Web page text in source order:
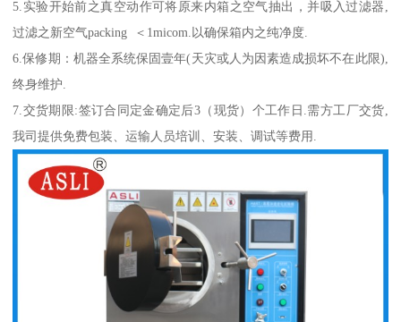
5.实验开始前之真空动作可将原来内箱之空气抽出，并吸入过滤器,
过滤之新空气packing ＜1micom.以确保箱内之纯净度.
6.保修期：机器全系统保固壹年(天灾或人为因素造成损坏不在此限),
终身维护.
7.交货期限:签订合同定金确定后3（现货）个工作日.需方工厂交货,
我司提供免费包装、运输人员培训、安装、调试等费用.